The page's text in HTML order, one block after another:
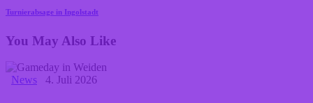
Next
Turnierabsage in Ingolstadt
You May Also Like
News 4. Juli 2026